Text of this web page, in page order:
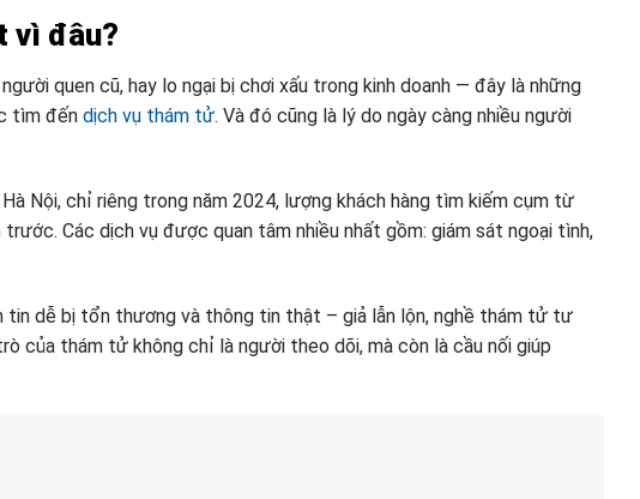
vì đâu?
quen cũ, hay lo ngại bị chơi xấu trong kinh doanh — đây là những
tìm đến dịch vụ thám tử. Và đó cũng là lý do ngày càng nhiều người
Nội, chỉ riêng trong năm 2024, lượng khách hàng tìm kiếm cụm từ
Các dịch vụ được quan tâm nhiều nhất gồm: giám sát ngoại tình,
tin dễ bị tổn thương và thông tin thật – giả lẫn lộn, nghề thám tử tư
của thám tử không chỉ là người theo dõi, mà còn là cầu nối giúp